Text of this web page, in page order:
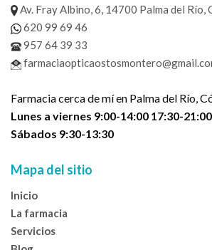
Av. Fray Albino, 6, 14700 Palma del Río,
620 99 69 46
957 64 39 33
Farmacia cerca de mí en Palma del Río,
Lunes a viernes 9:00-14:00 17:30-21:00
Sábados 9:30-13:30
Mapa del sitio
Inicio
La farmacia
Servicios